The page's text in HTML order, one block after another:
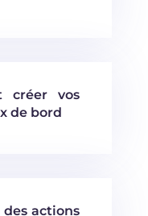
créer vos
de bord
actions